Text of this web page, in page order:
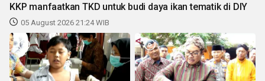
KKP manfaatkan TKD untuk budi daya ikan tematik di DIY
05 August 2026 21:24 WIB